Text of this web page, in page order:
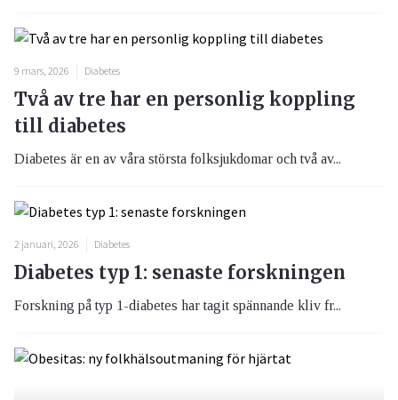
9 mars, 2026 Diabetes
Två av tre har en personlig koppling
till diabetes
Diabetes är en av våra största folksjukdomar och två av...
2 januari, 2026 Diabetes
Diabetes typ 1: senaste forskningen
Forskning på typ 1-diabetes har tagit spännande kliv fr...